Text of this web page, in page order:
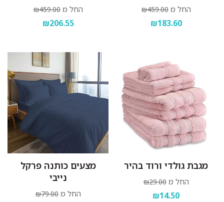
החל מ ₪459.00
₪183.60
החל מ ₪459.00
₪206.55
מגבת גולדי ורוד בהיר
החל מ ₪29.00
₪14.50
מצעים כותנה פרקל
נייבי
החל מ ₪79.00